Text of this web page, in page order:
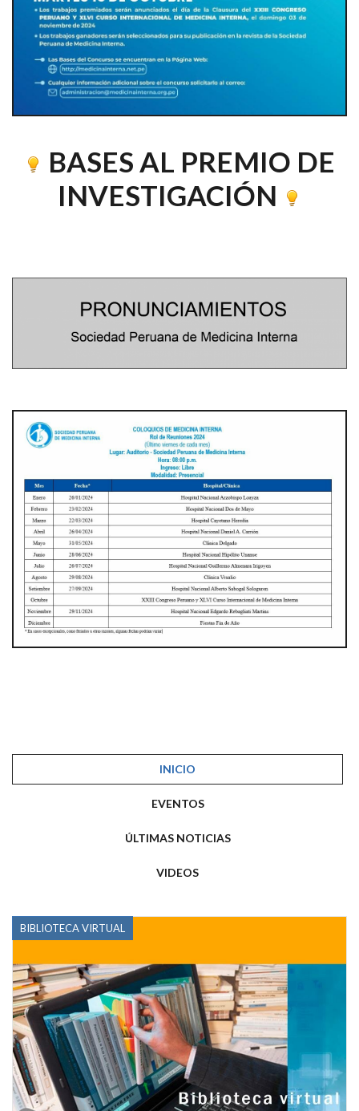
BASES AL PREMIO DE
INVESTIGACIÓN
INICIO
EVENTOS
ÚLTIMAS NOTICIAS
VIDEOS
BIBLIOTECA VIRTUAL